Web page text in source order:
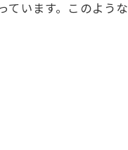
ています。このような